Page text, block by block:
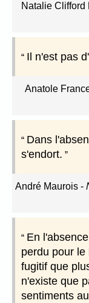
Natalie Clifford
Il n'est pas
Anatole
Dans
s'endort.
André Maurois -
En
perdu pour le
fugitif que
n'existe que
sentiments